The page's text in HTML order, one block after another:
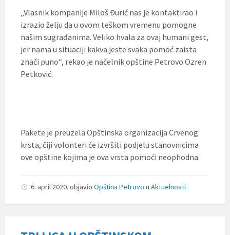
„Vlasnik kompanije Miloš Đurić nas je kontaktirao i
izrazio želju da u ovom teškom vremenu pomogne
našim sugrađanima. Veliko hvala za ovaj humani gest,
jer nama u situaciji kakva jeste svaka pomoć zaista
znači puno“, rekao je načelnik opštine Petrovo Ozren
Petković.
Pakete je preuzela Opštinska organizacija Crvenog
krsta, čiji volonteri će izvršiti podjelu stanovnicima
ove opštine kojima je ova vrsta pomoći neophodna.
6. april 2020. objavio Opština Petrovo u Aktuelnosti